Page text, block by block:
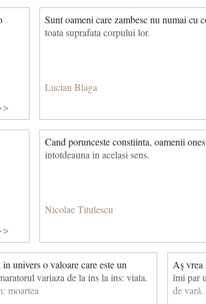
Sunt oameni care zambesc nu numai cu
toata suprafata corpului lor.
Lucian Blaga
Cand porunceste constiinta, oamenii
intotdeauna in acelasi sens.
Nicolae Titulescu
univers o valoare care este un
variaza de la ins la ins: viata.
moartea
Aş vrea
îmi par
de